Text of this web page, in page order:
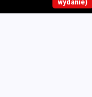
wydanie)